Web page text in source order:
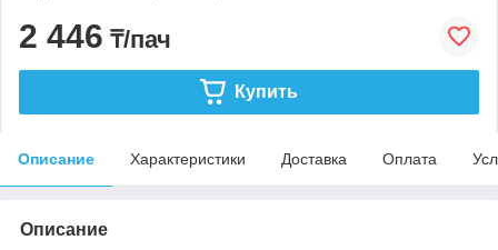
2 446 ₸/пач
Купить
Описание Характеристики Доставка Оплата
Описание